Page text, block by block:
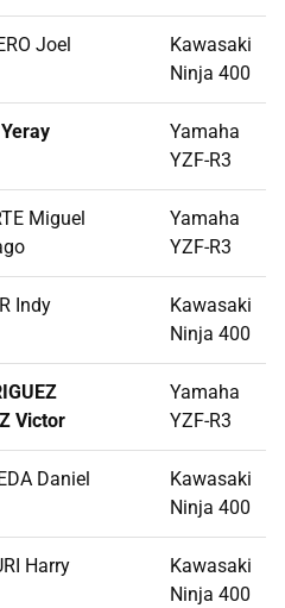
Joel
Kawasaki
Ninja 400
Yamaha
YZF-R3
Miguel
Yamaha
YZF-R3
Indy
Kawasaki
Ninja 400
Victor
Yamaha
YZF-R3
Daniel
Kawasaki
Ninja 400
Harry
Kawasaki
Ninja 400